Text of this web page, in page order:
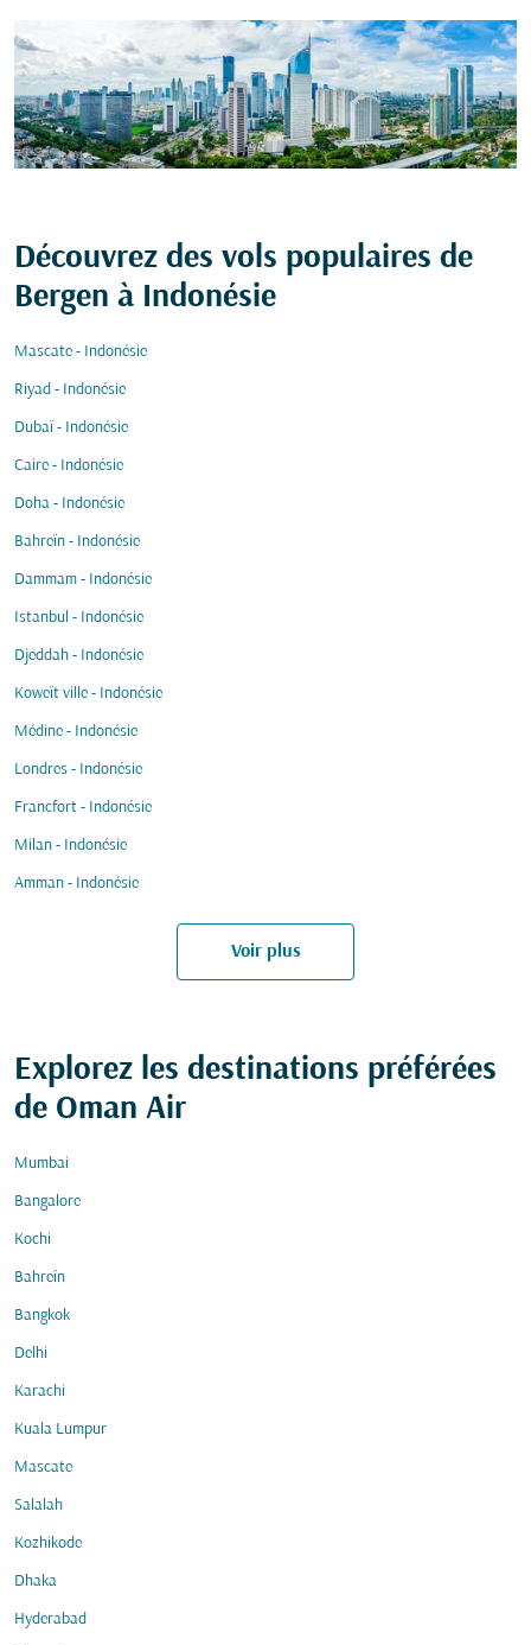
Découvrez des vols populaires de
Bergen à Indonésie
Mascate - Indonésie
Riyad - Indonésie
Dubaï - Indonésie
Caire - Indonésie
Doha - Indonésie
Bahreïn - Indonésie
Dammam - Indonésie
Istanbul - Indonésie
Djeddah - Indonésie
Koweït ville - Indonésie
Médine - Indonésie
Londres - Indonésie
Francfort - Indonésie
Milan - Indonésie
Amman - Indonésie
Voir plus
Explorez les destinations préférées
de Oman Air
Mumbai
Bangalore
Kochi
Bahreïn
Bangkok
Delhi
Karachi
Kuala Lumpur
Mascate
Salalah
Kozhikode
Dhaka
Hyderabad